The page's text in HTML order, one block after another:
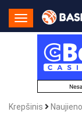
Toggle
Navigation
Krepšinis